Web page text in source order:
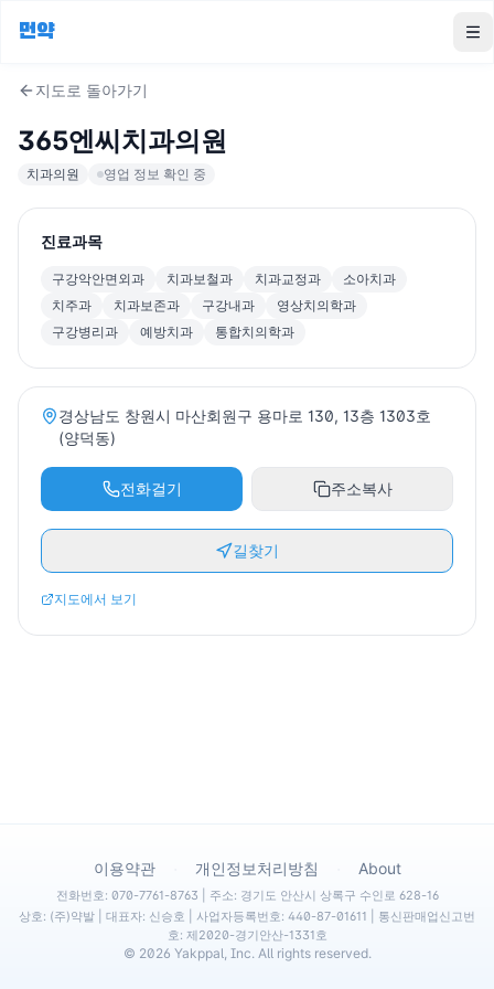
먼약
지도로 돌아가기
365엔씨치과의원
치과의원 영업 정보 확인 중
진료과목
구강악안면외과 치과보철과 치과교정과
소아치과
치주과
치과보존과 구강내과
영상치의학과
구강병리과
예방치과 통합치의학과
경상남도 창원시 마산회원구 용마로 130, 13층 1303호
(양덕동)
전화걸기 주소복사
길찾기
지도에서 보기
이용약관 개인정보처리방침 About
전화번호: 070-7761-8763 | 주소: 경기도 안산시 상록구 수인로 628-16
상호: (주)약발 | 대표자: 신승호 | 사업자등록번호: 440-87-01611 | 통신판매업신고번
호: 제2020-경기안산-1331호
© 2026 Yakppal, Inc. All rights reserved.